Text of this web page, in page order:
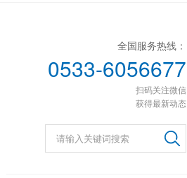
全国服务热线：
0533-6056677
扫码关注微信
获得最新动态